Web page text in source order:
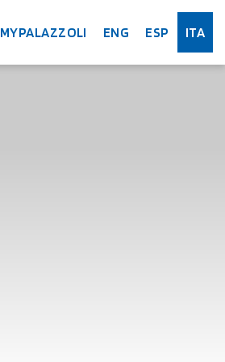
MYPALAZZOLI ENG ESP ITA